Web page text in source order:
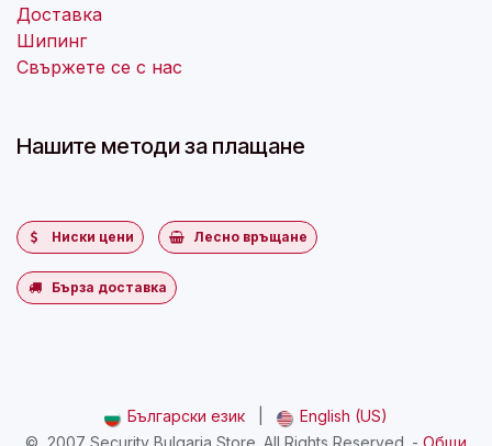
Доставка
Шипинг
Свържете се с нас
Нашите методи за плащане
Ниски цени Лесно връщане
Бърза доставка
Български език English (US)